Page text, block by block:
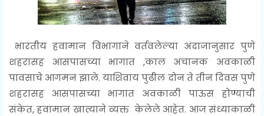
भारतीय हवामान विभागाने वर्तवलेल्या अंदाजानुसार पुणे
शहरासह आसपासच्या भागात ,काल अचानक अवकाळी
पावसाचे आगमन झाले. याशिवाय पुढील दोन ते तीन दिवस पुणे
शहरासह आसपासच्या भागात अवकाळी पाऊस होण्याची
संकेत, हवामान खात्याने व्यक्त केलेले आहेत. आज संध्याकाळी